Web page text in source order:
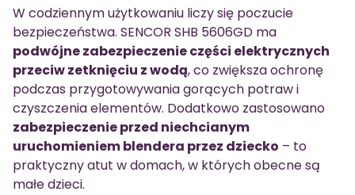
W codziennym użytkowaniu liczy się poczucie
bezpieczeństwa. SENCOR SHB 5606GD ma
podwójne zabezpieczenie części elektrycznych
przeciw zetknięciu z wodą, co zwiększa ochronę
podczas przygotowywania gorących potraw i
czyszczenia elementów. Dodatkowo zastosowano
zabezpieczenie przed niechcianym
uruchomieniem blendera przez dziecko – to
praktyczny atut w domach, w których obecne są
małe dzieci.